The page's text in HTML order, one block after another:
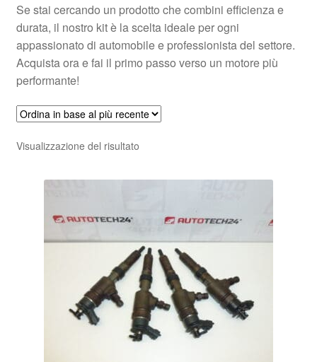
Se stai cercando un prodotto che combini efficienza e
durata, il nostro kit è la scelta ideale per ogni
appassionato di automobile e professionista del settore.
Acquista ora e fai il primo passo verso un motore più
performante!
Visualizzazione del risultato